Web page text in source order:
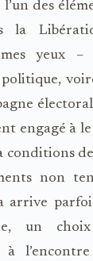
l’un des
la
mes yeux
engagé à
non
arrive
un
l’encontre